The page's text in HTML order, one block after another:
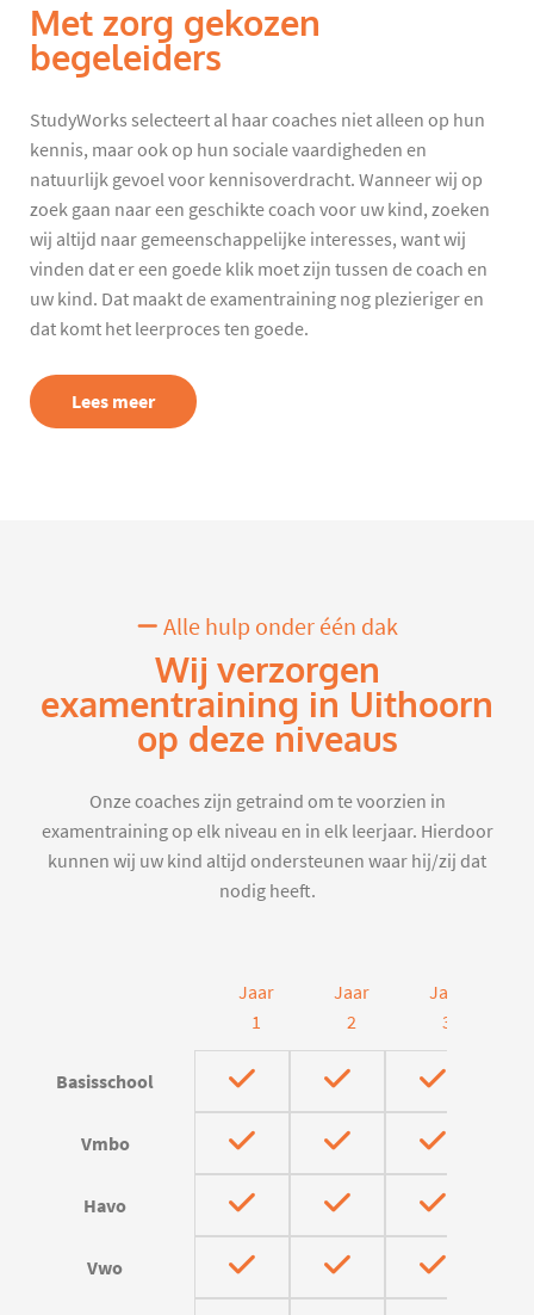
Met zorg gekozen
begeleiders
StudyWorks selecteert al haar coaches niet alleen op hun
kennis, maar ook op hun sociale vaardigheden en
natuurlijk gevoel voor kennisoverdracht. Wanneer wij op
zoek gaan naar een geschikte coach voor uw kind, zoeken
wij altijd naar gemeenschappelijke interesses, want wij
vinden dat er een goede klik moet zijn tussen de coach en
uw kind. Dat maakt de examentraining nog plezieriger en
dat komt het leerproces ten goede.
Lees meer
Alle hulp onder één dak
Wij verzorgen
examentraining in Uithoorn
op deze niveaus
Onze coaches zijn getraind om te voorzien in
examentraining op elk niveau en in elk leerjaar. Hierdoor
kunnen wij uw kind altijd ondersteunen waar hij/zij dat
nodig heeft.
Jaar
1
Jaar
2
Jaar
3
Basisschool
Vmbo
Havo
Vwo